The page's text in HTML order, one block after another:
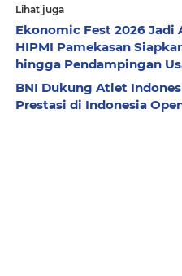
Lihat juga
Ekonomic Fest 2026 Jadi
HIPMI Pamekasan
hingga Pendampingan
BNI Dukung Atlet
Prestasi di Indonesia